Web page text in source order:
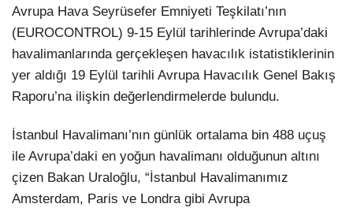
Avrupa Hava Seyrüsefer Emniyeti Teşkilatı’nın
(EUROCONTROL) 9-15 Eylül tarihlerinde Avrupa’daki
havalimanlarında gerçekleşen havacılık istatistiklerinin
yer aldığı 19 Eylül tarihli Avrupa Havacılık Genel Bakış
Raporu’na ilişkin değerlendirmelerde bulundu.
İstanbul Havalimanı’nın günlük ortalama bin 488 uçuş
ile Avrupa’daki en yoğun havalimanı olduğunun altını
çizen Bakan Uraloğlu, “İstanbul Havalimanımız
Amsterdam, Paris ve Londra gibi Avrupa